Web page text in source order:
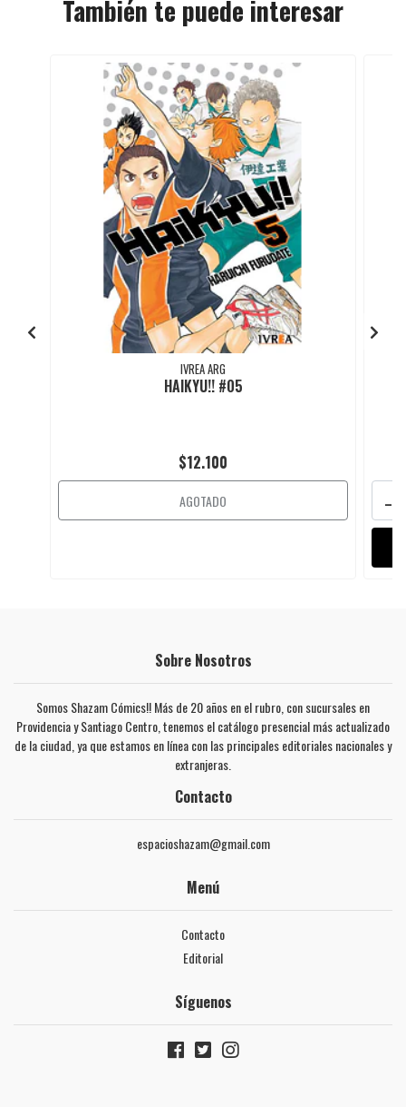
También te puede interesar
IVREA ARG
HAIKYU!! #05
$12.100
AGOTADO -
Sobre Nosotros
Somos Shazam Cómics!! Más de 20 años en el rubro, con sucursales en
Providencia y Santiago Centro, tenemos el catálogo presencial más actualizado
de la ciudad, ya que estamos en línea con las principales editoriales nacionales y
extranjeras.
Contacto
espacioshazam@gmail.com
Menú
Contacto
Editorial
Síguenos